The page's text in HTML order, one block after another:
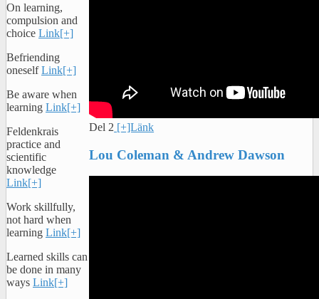
Del 2 [+]Länk
Lou Coleman & Andrew Dawson
On learning,
compulsion and
choice Link[+]
Befriending
oneselfLink[+]
Be aware when
learning Link[+]
Feldenkrais
practice and
scientific
knowledge
Link[+]
Work skillfully,
not hard when
learning Link[+]
Learned skills can
be done in many
ways Link[+]